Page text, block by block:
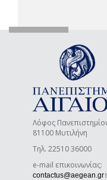
Λόφος
81100 Μυτιλήνη
Τηλ. 22510 36000
e-mail επικοινωνίας:
contactus@aegean.gr